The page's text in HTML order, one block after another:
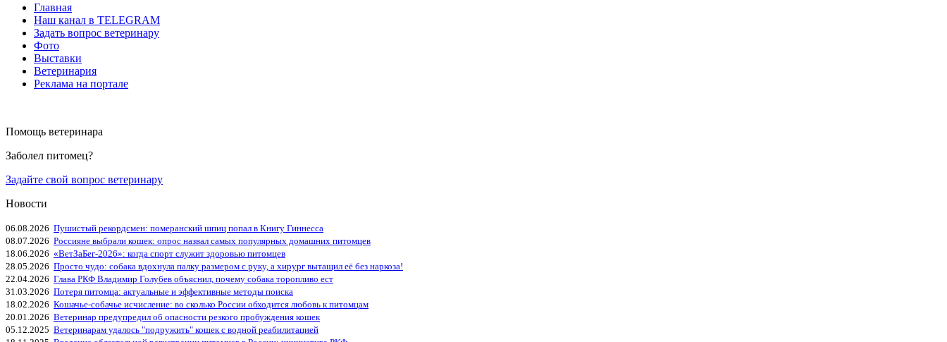
Главная
Наш канал в TELEGRAM
Задать вопрос ветеринару
Фото
Выставки
Ветеринария
Реклама на портале
Помощь ветеринара
Заболел питомец?
Задайте свой вопрос ветеринару
Новости
06.08.2026 Пушистый рекордсмен: померанский шпиц попал в Книгу Гиннесса
08.07.2026 Россияне выбрали кошек: опрос назвал самых популярных домашних питомцев
18.06.2026 «ВетЗаБег‑2026»: когда спорт служит здоровью питомцев
28.05.2026 Просто чудо: собака вдохнула палку размером с руку, а хирург вытащил её без наркоза!
22.04.2026 Глава РКФ Владимир Голубев объяснил, почему собака торопливо ест
31.03.2026 Потеря питомца: актуальные и эффективные методы поиска
18.02.2026 Кошачье-собачье исчисление: во сколько России обходится любовь к питомцам
20.01.2026 Ветеринар предупредил об опасности резкого пробуждения кошек
05.12.2025 Ветеринарам удалось "подружить" кошек с водной реабилитацией